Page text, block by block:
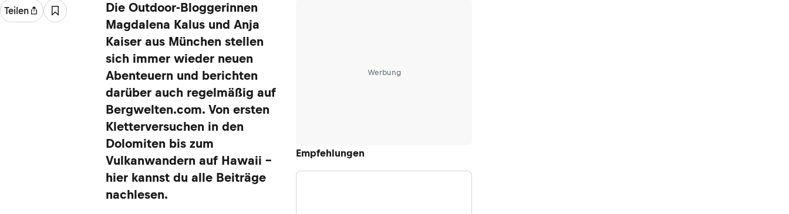
Teilen
Werbung
Empfehlungen
Die Outdoor-Bloggerinnen
Magdalena Kalus und Anja
Kaiser aus München stellen
sich immer wieder neuen
Abenteuern und berichten
darüber auch regelmäßig auf
Bergwelten.com. Von ersten
Kletterversuchen in den
Dolomiten bis zum
Vulkanwandern auf Hawaii –
hier kannst du alle Beiträge
nachlesen.